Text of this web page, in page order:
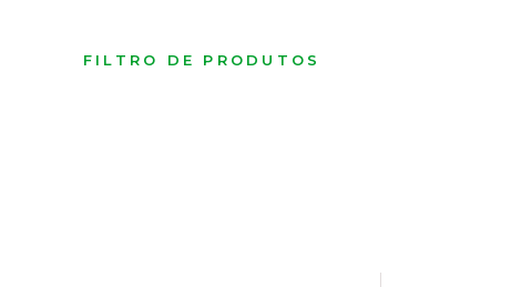
FILTRO DE PRODUTOS